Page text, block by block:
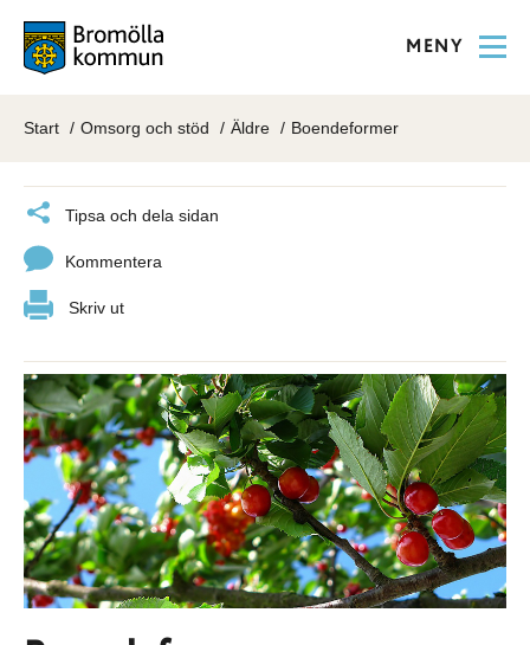
MENY
Start Omsorg och stöd Äldre Boendeformer
Tipsa och dela sidan
Kommentera
Skriv ut